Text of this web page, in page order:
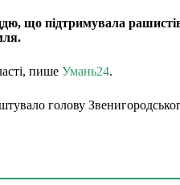
що підтримувала рашистів
пише Умань24.
голову